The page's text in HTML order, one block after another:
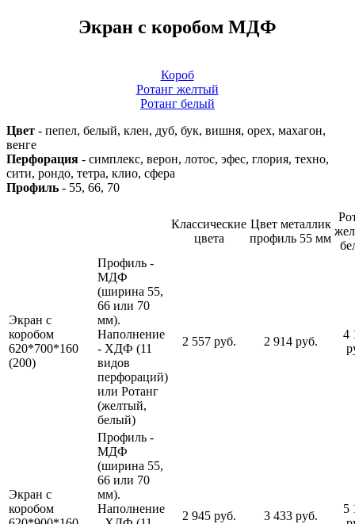
Экран с коробом МДФ
Короб
Ротанг желтый
Ротанг белый
Цвет - пепел, белый, клен, дуб, бук, вишня, орех, махагон,
венге
Перфорация - симплекс, верон, лотос, эфес, глория, техно,
сити, рондо, тетра, клио, сфера
Профиль - 55, 66, 70
Классические
цвета
Цвет металлик
профиль 55 мм
Экран с
коробом
620*700*160
(200)
Профиль -
МДФ
(ширина 55,
66 или 70
мм).
Наполнение
- ХДФ (11
видов
перфораций)
или Ротанг
(желтый,
белый)
2 557 руб. 2 914 руб.
4
Экран с
коробом
Профиль -
МДФ
(ширина 55,
66 или 70
мм).
Наполнение
2 945 руб. 3 433 руб.
5